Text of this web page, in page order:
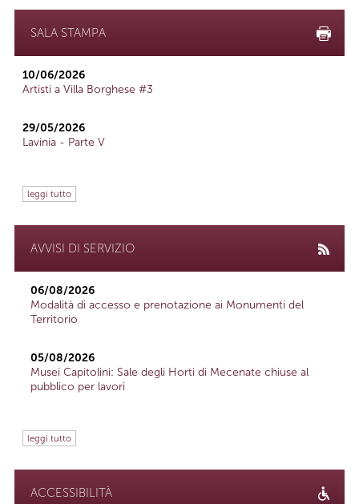
SALA STAMPA
10/06/2026
Artisti a Villa Borghese #3
29/05/2026
Lavinia - Parte V
leggi tutto
AVVISI DI SERVIZIO
06/08/2026
Modalità di accesso e prenotazione ai Monumenti del
Territorio
05/08/2026
Musei Capitolini: Sale degli Horti di Mecenate chiuse al
pubblico per lavori
leggi tutto
ACCESSIBILITÀ